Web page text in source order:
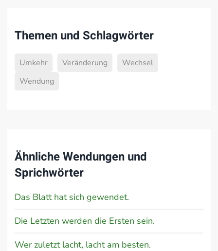
Themen und Schlagwörter
Umkehr Veränderung
Wechsel
Wendung
Ähnliche Wendungen und
Sprichwörter
Das Blatt hat sich gewendet.
Die Letzten werden die Ersten sein.
Wer zuletzt lacht, lacht am besten.